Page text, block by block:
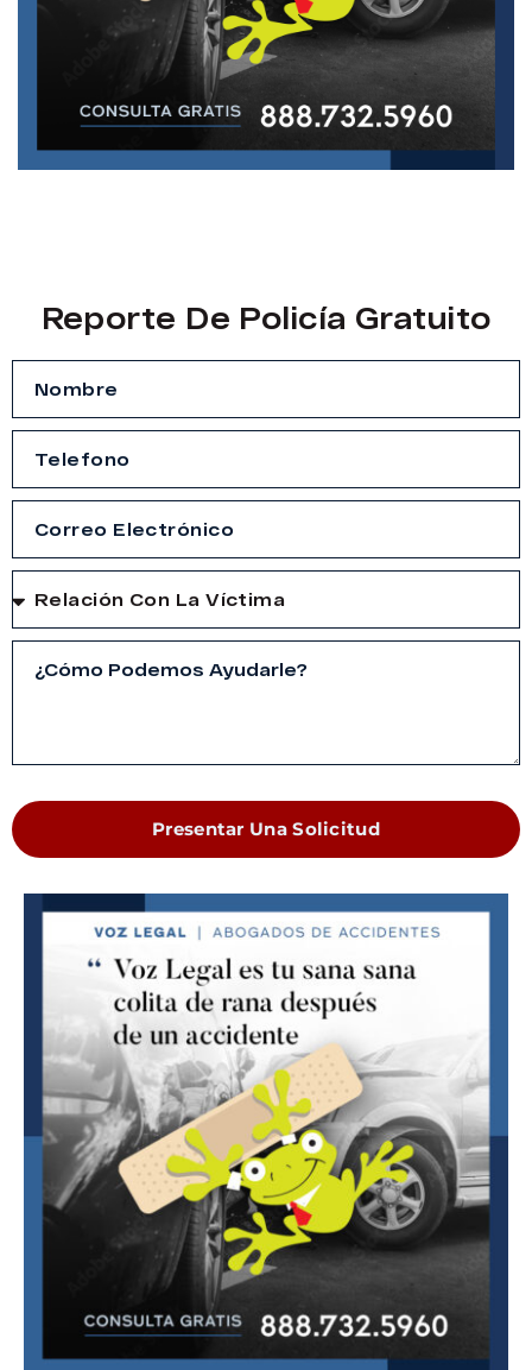
Reporte De Policía Gratuito
Presentar Una Solicitud